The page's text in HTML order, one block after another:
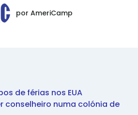
por AmeriCamp
de férias nos EUA
conselheiro numa colónia de